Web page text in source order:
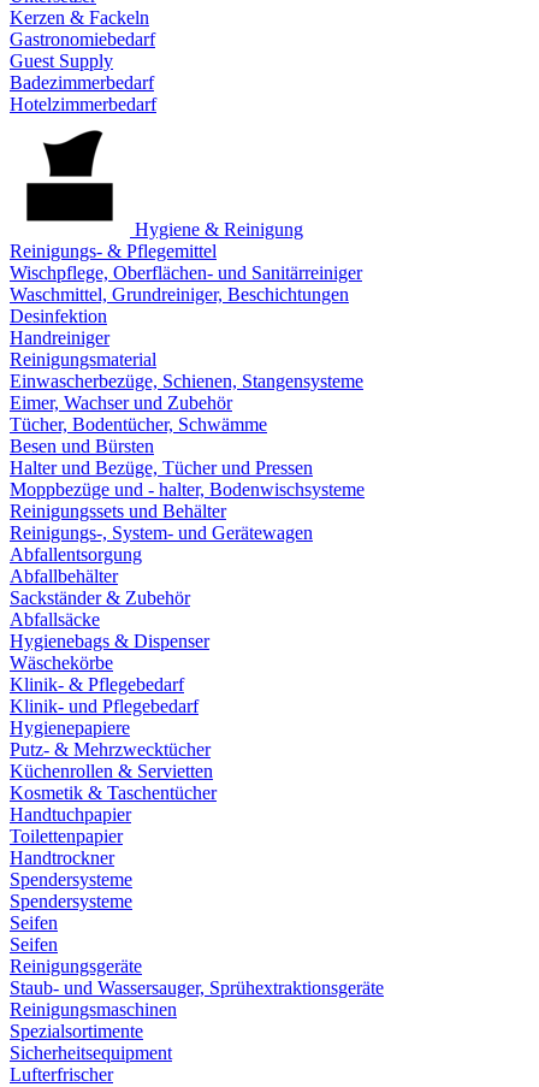
Kerzen & Fackeln
Gastronomiebedarf
Guest Supply
Badezimmerbedarf
Hotelzimmerbedarf
Hygiene & Reinigung
Reinigungs- & Pflegemittel
Wischpflege, Oberflächen- und Sanitärreiniger
Waschmittel, Grundreiniger, Beschichtungen
Desinfektion
Handreiniger
Reinigungsmaterial
Einwascherbezüge, Schienen, Stangensysteme
Eimer, Wachser und Zubehör
Tücher, Bodentücher, Schwämme
Besen und Bürsten
Halter und Bezüge, Tücher und Pressen
Moppbezüge und - halter, Bodenwischsysteme
Reinigungssets und Behälter
Reinigungs-, System- und Gerätewagen
Abfallentsorgung
Abfallbehälter
Sackständer & Zubehör
Abfallsäcke
Hygienebags & Dispenser
Wäschekörbe
Klinik- & Pflegebedarf
Klinik- und Pflegebedarf
Hygienepapiere
Putz- & Mehrzwecktücher
Küchenrollen & Servietten
Kosmetik & Taschentücher
Handtuchpapier
Toilettenpapier
Handtrockner
Spendersysteme
Spendersysteme
Seifen
Seifen
Reinigungsgeräte
Staub- und Wassersauger, Sprühextraktionsgeräte
Reinigungsmaschinen
Spezialsortimente
Sicherheitsequipment
Lufterfrischer